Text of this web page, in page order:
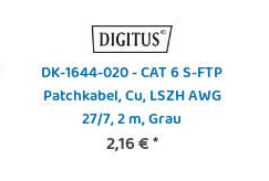
DK-1644-020 - CAT 6 S-FTP
Patchkabel, Cu, LSZH AWG
27/7, 2 m, Grau
2,16 €*